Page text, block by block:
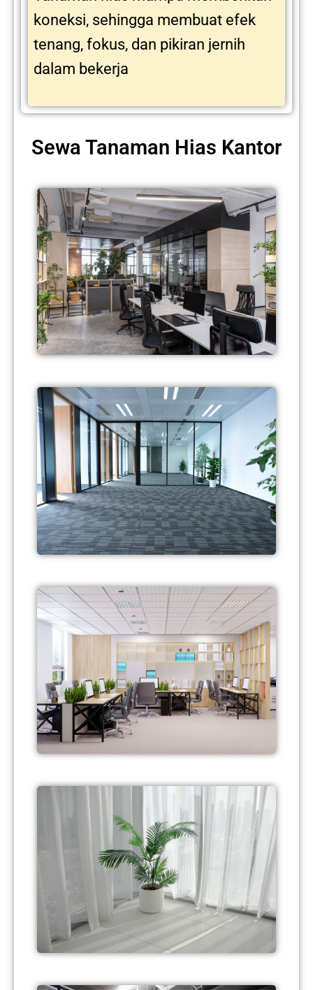
koneksi, sehingga membuat efek
tenang, fokus, dan pikiran jernih
dalam bekerja
Sewa Tanaman Hias Kantor